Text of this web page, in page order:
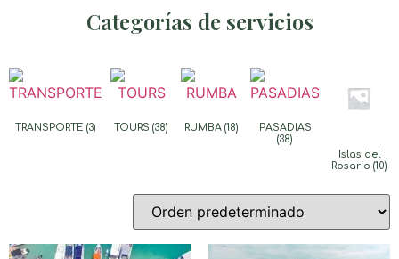
Categorías de servicios
TRANSPORTE (3) TOURS(38) RUMBA (18)
PASADIAS
(38)
Islas del
Rosario (10)